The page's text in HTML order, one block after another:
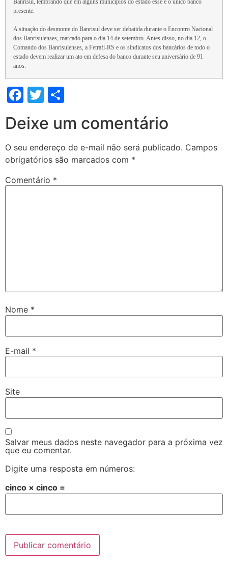
Banrisul, lembrando que em alguns municípios do estado esse é o único banco
presente.
A situação do desmonte do Banrisul deve ser debatida durante o Encontro Nacional
dos Banrisulenses, marcado para o dia 14 de setembro. Antes disso, no dia 12, o
Comando dos Banrisulenses, a Fetrafi-RS e os sindicatos dos bancários de todo o
estado devem realizar um ato em defesa do banco durante seu aniversário de 91
anos.
Facebook
Twitter
Deixe um comentário
O seu endereço de e-mail não será publicado. Campos
obrigatórios são marcados com *
Comentário *
Nome *
E-mail *
Site
Salvar meus dados neste navegador para a próxima vez
que eu comentar.
Digite uma resposta em números:
cinco × cinco =